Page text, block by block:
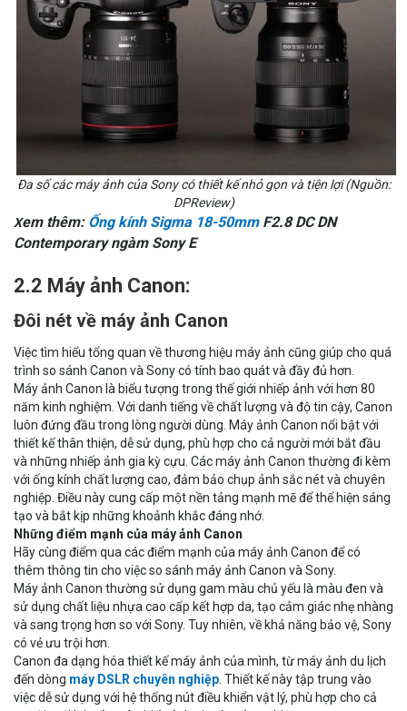
Đa số các máy ảnh của Sony có thiết kế nhỏ gọn và tiện lợi (Nguồn:
DPReview)
Xem thêm: Ống kính Sigma 18-50mmF2.8 DC DN
Contemporary ngàm Sony E
2.2 Máy ảnh Canon:
Đôi nét về máy ảnh Canon
Việc tìm hiểu tổng quan về thương hiệu máy ảnh cũng giúp cho quá
trình so sánh Canon và Sony có tính bao quát và đầy đủ hơn.
Máy ảnh Canon là biểu tượng trong thế giới nhiếp ảnh với hơn 80
năm kinh nghiệm. Với danh tiếng về chất lượng và độ tin cậy, Canon
luôn đứng đầu trong lòng người dùng. Máy ảnh Canon nổi bật với
thiết kế thân thiện, dễ sử dụng, phù hợp cho cả người mới bắt đầu
và những nhiếp ảnh gia kỳ cựu. Các máy ảnh Canon thường đi kèm
với ống kính chất lượng cao, đảm bảo chụp ảnh sắc nét và chuyên
nghiệp. Điều này cung cấp một nền tảng mạnh mẽ để thể hiện sáng
tạo và bắt kịp những khoảnh khắc đáng nhớ.
Những điểm mạnh của máy ảnh Canon
Hãy cùng điểm qua các điểm mạnh của máy ảnh Canon để có
thêm thông tin cho việc so sánh máy ảnh Canon và Sony.
Máy ảnh Canon thường sử dụng gam màu chủ yếu là màu đen và
sử dụng chất liệu nhựa cao cấp kết hợp da, tạo cảm giác nhẹ nhàng
và sang trọng hơn so với Sony. Tuy nhiên, về khả năng bảo vệ, Sony
có vẻ ưu trội hơn.
Canon đa dạng hóa thiết kế máy ảnh của mình, từ máy ảnh du lịch
đến dòng máy DSLR chuyên nghiệp . Thiết kế này tập trung vào
việc dễ sử dụng với hệ thống nút điều khiển vật lý, phù hợp cho cả